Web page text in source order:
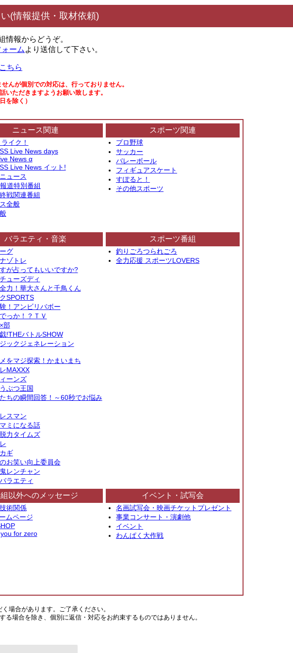
(情報提供・取材依頼)
情報からどうぞ。
ーム より送信して下さい。
ちら
んが個別での対応は、行っておりません。
ただきますようお願い致します。
を除く）
ニュース関連
イク！
Live News days
News α
Live News イット!
ュース
道特別番組
戦関連番組
全般
スポーツ関連
プロ野球
サッカー
バレーボール
フィギュアスケート
すぽると！
その他スポーツ
バラエティ・音楽
グ
ゾトレ
が占ってもいいですか?
ューズディ
力！華大さんと千鳥くん
SPORTS
！アンビリバボー
っか！？ＴＶ
部
!THEバトルSHOW
ックジェネレーション
をマジ探索！かまいまち
MAXXX
ーンズ
ぶつ王国
ちの瞬間回答！～60秒でお悩み
スマン
ミになる話
力タイムズ
ギ
お笑い向上委員会
レンチャン
ラエティ
スポーツ番組
釣りごろつられごろ
全力応援 スポーツLOVERS
以外へのメッセージ
術関係
ムページ
for zero
イベント・試写会
名画試写会・映画チケットプレゼント
事業コンサート・演劇他
イベント
わんぱく大作戦
場合があります。ご了承ください。
場合を除き、個別に返信・対応をお約束するものではありません。